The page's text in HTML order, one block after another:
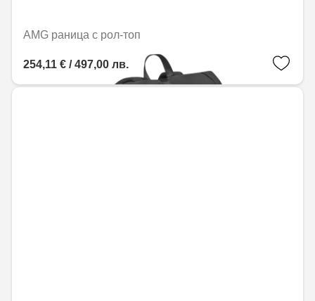
AMG раница с рол-топ
254,11 € / 497,00 лв.